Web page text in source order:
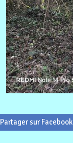
Partager sur Facebook